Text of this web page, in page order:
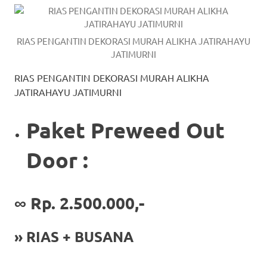
https://
check
link
here
now
https://www.domainwatches.com
visit
website
RIAS PENGANTIN DEKORASI MURAH ALIKHA JATIRAHAYU
JATIMURNI
RIAS PENGANTIN DEKORASI MURAH ALIKHA
JATIRAHAYU JATIMURNI
Paket Preweed Out
Door :
∞ Rp. 2.500.000,-
» RIAS + BUSANA